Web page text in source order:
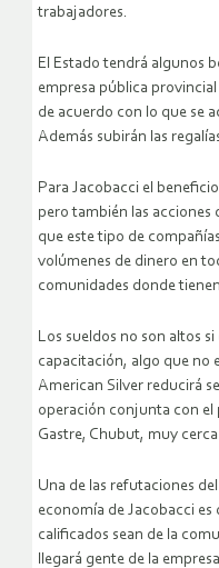
trabajadores.
El Estado tendrá algunos
empresa pública provincial
de acuerdo con lo que se
Además subirán las
Para Jacobacci el
pero también las acciones
que este tipo de
volúmenes de dinero en
comunidades donde
Los sueldos no son altos
capacitación, algo que no
American Silver reducirá
operación conjunta con el
Gastre, Chubut, muy
Una de las refutaciones
economía de Jacobacci
calificados sean de la
llegará gente de la